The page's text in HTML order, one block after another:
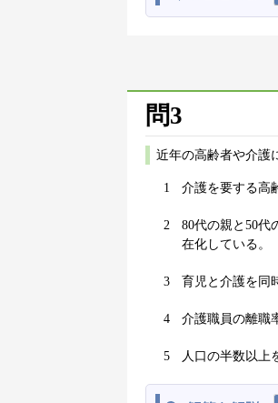
問3
近年の高齢者や介護
1 介護を要する高
2
80代の親と50代
在化している。
3 育児と介護を同
4 介護職員の離職
5 人口の半数以上